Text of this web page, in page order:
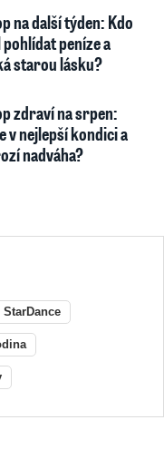
na další týden: Kdo
pohlídat peníze a
starou lásku?
zdraví na srpen:
v nejlepší kondici a
nadváha?
StarDance